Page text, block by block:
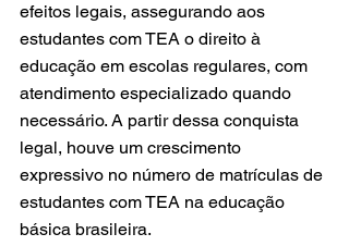
efeitos legais, assegurando aos
estudantes com TEA o direito à
educação em escolas regulares, com
atendimento especializado quando
necessário. A partir dessa conquista
legal, houve um crescimento
expressivo no número de matrículas de
estudantes com TEA na educação
básica brasileira.